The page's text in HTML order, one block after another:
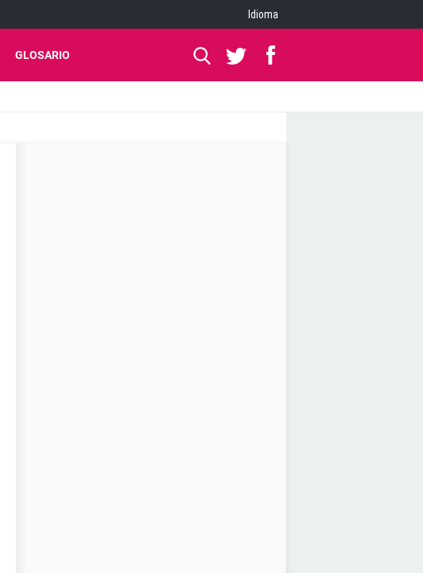
Idioma
GLOSARIO